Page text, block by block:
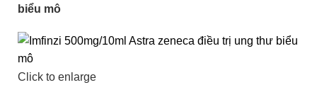
biểu mô
Click to enlarge